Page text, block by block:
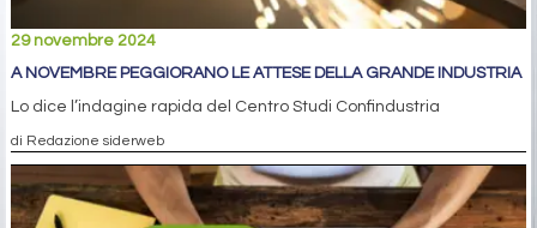
29 novembre 2024
A NOVEMBRE PEGGIORANO LE ATTESE DELLA GRANDE INDUSTRIA
Lo dice l’indagine rapida del Centro Studi Confindustria
di Redazione siderweb